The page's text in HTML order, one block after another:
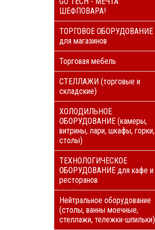
ШЕФПОВАРА!
ТОРГОВОЕ ОБОРУДОВАНИЕ
для магазинов
Торговая мебель
СТЕЛЛАЖИ (торговые и
складские)
ХОЛОДИЛЬНОЕ
ОБОРУДОВАНИЕ (камеры,
витрины, лари, шкафы, горки,
столы)
ТЕХНОЛОГИЧЕСКОЕ
ОБОРУДОВАНИЕ для кафе и
ресторанов
Нейтральное оборудование
(столы, ванны моечные,
стеллажи, тележки-шпильки)